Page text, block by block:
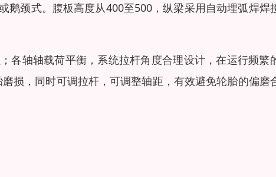
鹅颈式。腹板高度从400至500，纵梁采用自动埋弧焊焊
各轴轴载荷平衡，系统拉杆角度合理设计，在运行频繁
损，同时可调拉杆，可调整轴距，有效避免轮胎的偏磨